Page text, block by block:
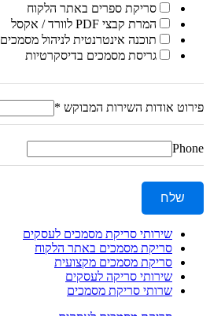
סריקת ספרים באתר הלקוח
המרת קבצי PDF לוורד / אקסל
תוכנה אינטרנטית לניהול מסמכים
גריסת מסמכים בדיסקרטיות
פירוט אודות השירות המבוקש *
Phone
שלח
שירותי סריקת מסמכים לעסקים
סריקת מסמכים באתר הלקוח
סריקת מסמכים מקצועית
שירותי סריקה לעסקים
שרותי סריקת מסמכים